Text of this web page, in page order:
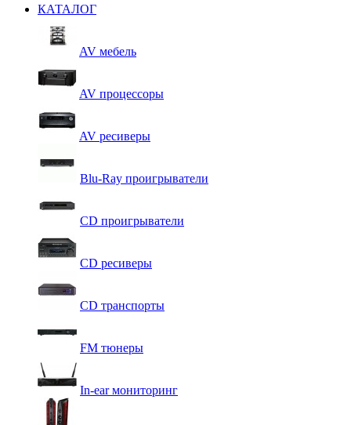
КАТАЛОГ
AV мебель
AV процессоры
AV ресиверы
Blu-Ray проигрыватели
CD проигрыватели
CD ресиверы
CD транспорты
FM тюнеры
In-ear мониторинг